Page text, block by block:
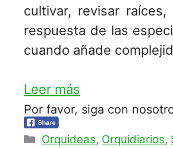
cultivar, revisar
respuesta de las
cuando añade
Leer más
Por favor, siga con
Categorías
Orquideas, Orquidiarios,